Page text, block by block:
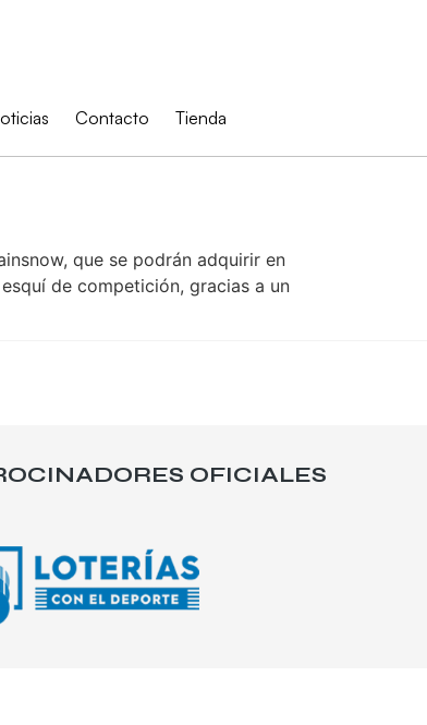
Contacto Tienda
que se podrán adquirir en
de competición, gracias a un
OFICIALES